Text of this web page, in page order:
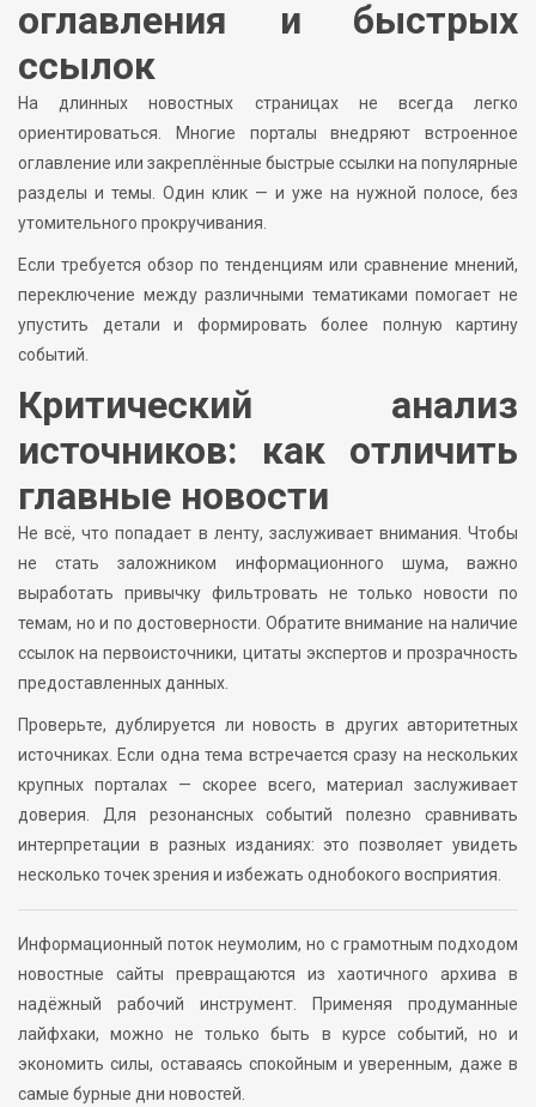
оглавления и быстрых
ссылок
На длинных новостных страницах не всегда легко
ориентироваться. Многие порталы внедряют встроенное
оглавление или закреплённые быстрые ссылки на популярные
разделы и темы. Один клик — и уже на нужной полосе, без
утомительного прокручивания.
Если требуется обзор по тенденциям или сравнение мнений,
переключение между различными тематиками помогает не
упустить детали и формировать более полную картину
событий.
Критический анализ
источников: как отличить
главные новости
Не всё, что попадает в ленту, заслуживает внимания. Чтобы
не стать заложником информационного шума, важно
выработать привычку фильтровать не только новости по
темам, но и по достоверности. Обратите внимание на наличие
ссылок на первоисточники, цитаты экспертов и прозрачность
предоставленных данных.
Проверьте, дублируется ли новость в других авторитетных
источниках. Если одна тема встречается сразу на нескольких
крупных порталах — скорее всего, материал заслуживает
доверия. Для резонансных событий полезно сравнивать
интерпретации в разных изданиях: это позволяет увидеть
несколько точек зрения и избежать однобокого восприятия.
Информационный поток неумолим, но с грамотным подходом
новостные сайты превращаются из хаотичного архива в
надёжный рабочий инструмент. Применяя продуманные
лайфхаки, можно не только быть в курсе событий, но и
экономить силы, оставаясь спокойным и уверенным, даже в
самые бурные дни новостей.